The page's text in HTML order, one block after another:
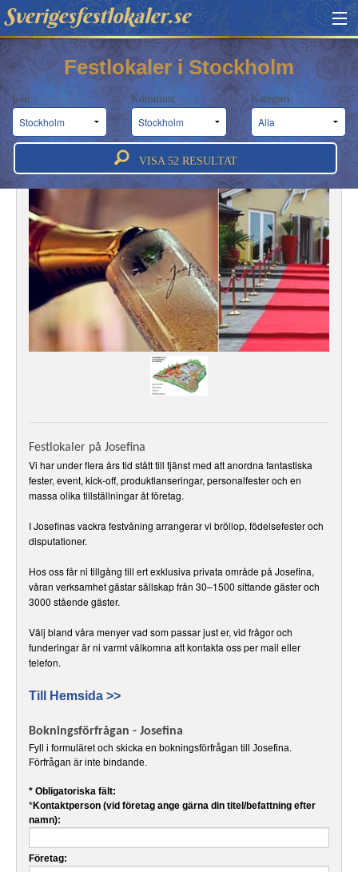
Sverigesfestlokaler.se
HITTA FESTLOKAL
BOKNINGSFÖRFRÅGAN
OM OSS
ATT BOKA FESTLOKAL
Festlokaler i Stockholm
Län: Kommun: Kategori:
VISA 52RESULTAT
Festlokaler på Josefina
Vi har under flera års tid stått till tjänst med att anordna fantastiska
fester, event, kick-off, produktlanseringar, personalfester och en
massa olika tillställningar åt företag.
I Josefinas vackra festvåning arrangerar vi bröllop, födelsefester och
disputationer.
Hos oss får ni tillgång till ert exklusiva privata område på Josefina,
våran verksamhet gästar sällskap från 30–1500 sittande gäster och
3000 stående gäster.
Välj bland våra menyer vad som passar just er, vid frågor och
funderingar är ni varmt välkomna att kontakta oss per mail eller
telefon.
Till Hemsida >>
Bokningsförfrågan - Josefina
Fyll i formuläret och skicka en bokningsförfrågan till Josefina.
Förfrågan är inte bindande.
* Obligatoriska fält:
*Kontaktperson (vid företag ange gärna din titel/befattning efter
namn):
Företag: